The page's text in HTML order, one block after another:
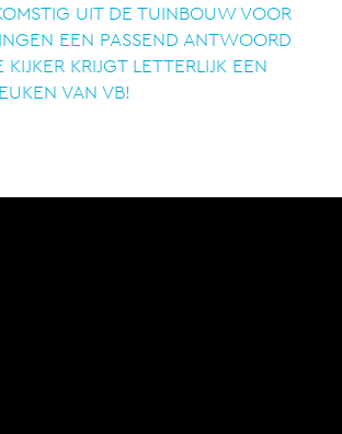
UIT DE TUINBOUW VOOR
EEN PASSEND ANTWOORD
KRIJGT LETTERLIJK EEN
VAN VB!